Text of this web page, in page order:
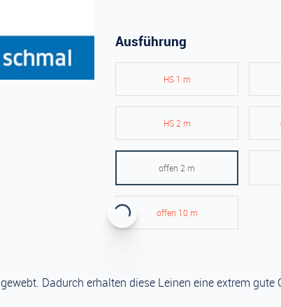
Ausführung
HS 1 m
HS 2 m
offen 2 m
offen 10 m
Dadurch erhalten diese Leinen eine extrem